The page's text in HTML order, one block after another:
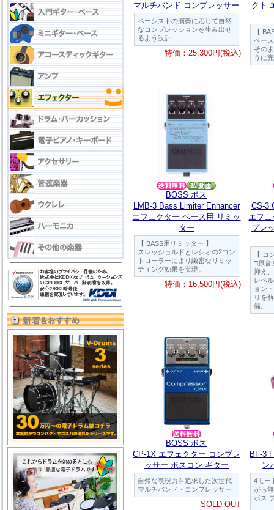
マルチバンド コンプレッサー
ベーシストの演奏に応じて自然
なコンプレッションを生み出せ
るよう設計
特価：25,300円(税込)
クト
【
ベー
その
うに
BOSS ボス
LMB-3 Bass Limiter Enhancer
エフェクター ベース用 リミッ
ター
【 BASS用リミッター 】
スレッショルドとレシオの2コン
トローラーにより緻密なリミッ
ティング効果を実現。
特価：16,500円(税込)
CS-3
エフ
プレ
【 コ
□原音
抑え
レベ
ョン
りを
備。
BOSS ボス
CP-1X エフェクター コンプレ
ッサー ボスコン ギター
自然な表現力を追求した次世代
マルチバンド・コンプレッサー
SOLD OUT
BF-3
ン
4モー
がら
ボス